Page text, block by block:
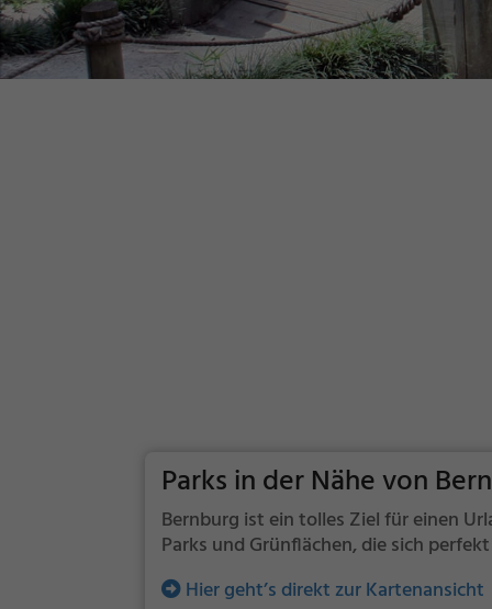
Parks in der Nähe von
Bernburg ist ein tolles Ziel für einen
Parks und Grünflächen, die sich
Hier geht’s direkt zur Kartenansicht